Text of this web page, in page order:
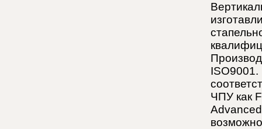
ISO9001.
ЧПУ как